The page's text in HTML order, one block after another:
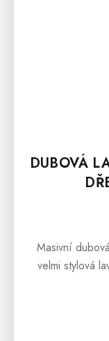
DUBOVÁ
Masivní
velmi stylová